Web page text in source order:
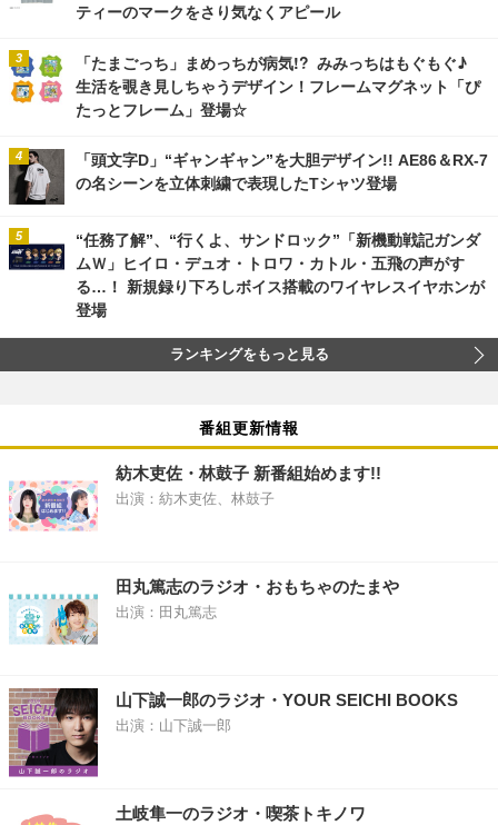
ティーのマークをさり気なくアピール
「たまごっち」まめっちが病気!? みみっちはもぐもぐ♪
生活を覗き見しちゃうデザイン！フレームマグネット「ぴ
たっとフレーム」登場☆
「頭文字D」“ギャンギャン”を大胆デザイン!! AE86＆RX-7
の名シーンを立体刺繍で表現したTシャツ登場
“任務了解”、“行くよ、サンドロック”「新機動戦記ガンダ
ムＷ」ヒイロ・デュオ・トロワ・カトル・五飛の声がす
る…！ 新規録り下ろしボイス搭載のワイヤレスイヤホンが
登場
ランキングをもっと見る
番組更新情報
紡木吏佐・林鼓子 新番組始めます!!
出演：紡木吏佐、林鼓子
田丸篤志のラジオ・おもちゃのたまや
出演：田丸篤志
山下誠一郎のラジオ・YOUR SEICHI BOOKS
出演：山下誠一郎
土岐隼一のラジオ・喫茶トキノワ